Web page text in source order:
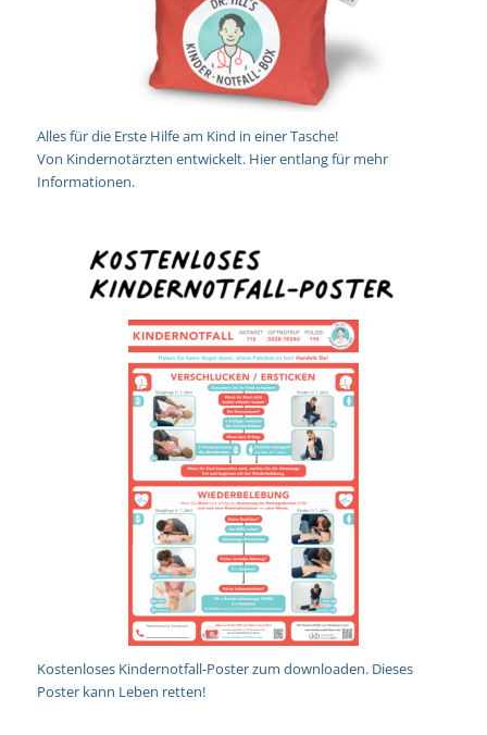
Alles für die Erste Hilfe am Kind in einer Tasche!
Von Kindernotärzten entwickelt. Hier entlang für mehr
Informationen.
Kostenloses Kindernotfall-Poster zum downloaden. Dieses
Poster kann Leben retten!